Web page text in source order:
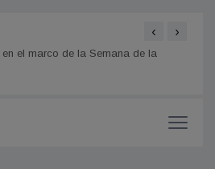
el marco de la Semana de la
‹ ›